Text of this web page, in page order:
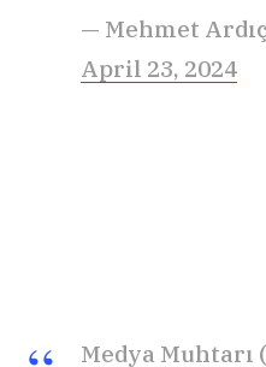
— Mehmet
April 23, 2024
Medya Muhtarı